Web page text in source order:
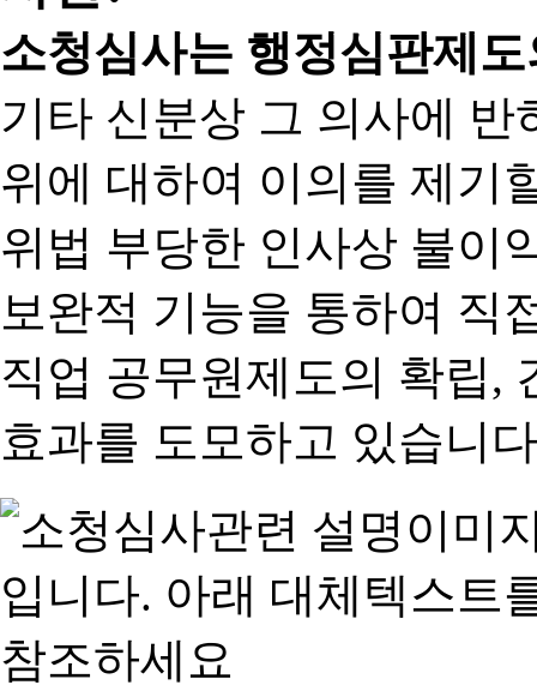
소청심사는 행정심판제
기타 신분상 그 의사에
위에 대하여 이의를 제기
위법 부당한 인사상 불이
보완적 기능을 통하여 직
직업 공무원제도의 확립,
효과를 도모하고 있습니